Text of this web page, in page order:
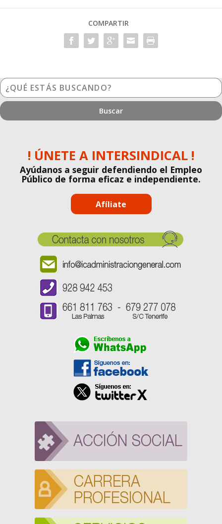
COMPARTIR
¿Qué
estás
buscando?
! ÚNETE A INTERSINDICAL !
Ayúdanos a seguir defendiendo el Empleo
Público de forma eficaz e independiente.
Afíliate